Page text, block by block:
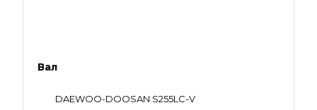
Вал
DAEWOO-DOOSAN S255LC-V